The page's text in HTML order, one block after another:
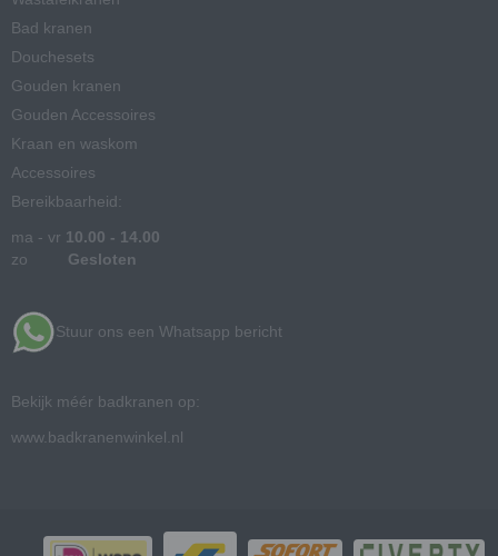
Bad kranen
Douchesets
Gouden kranen
Gouden Accessoires
Kraan en waskom
Accessoires
Bereikbaarheid:
ma - vr 10.00 - 14.00
zo Gesloten
Stuur ons een Whatsapp bericht
Bekijk méér badkranen op:
www.badkranenwinkel.nl